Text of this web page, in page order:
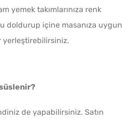
yemek takımlarınıza renk
doldurup içine masanıza uygun
yerleştirebilirsiniz.
de yapabilirsiniz. Satın